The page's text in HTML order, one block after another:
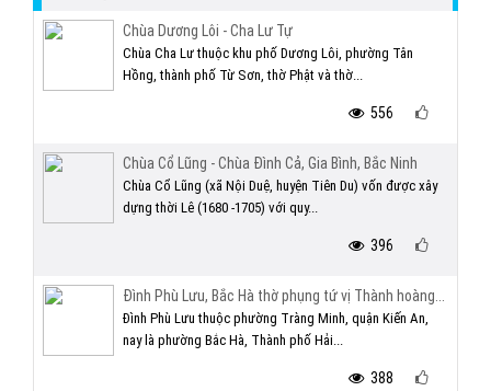
Chùa Dương Lôi - Cha Lư Tự
Chùa Cha Lư thuộc khu phố Dương Lôi, phường Tân
Hồng, thành phố Từ Sơn, thờ Phật và thờ...
556
Chùa Cổ Lũng - Chùa Đình Cả, Gia Bình, Bắc Ninh
Chùa Cổ Lũng (xã Nội Duệ, huyện Tiên Du) vốn được xây
dựng thời Lê (1680 -1705) với quy...
396
Đình Phù Lưu, Bắc Hà thờ phụng tứ vị Thành hoàng...
Đình Phù Lưu thuộc phường Tràng Minh, quận Kiến An,
nay là phường Bắc Hà, Thành phố Hải...
388